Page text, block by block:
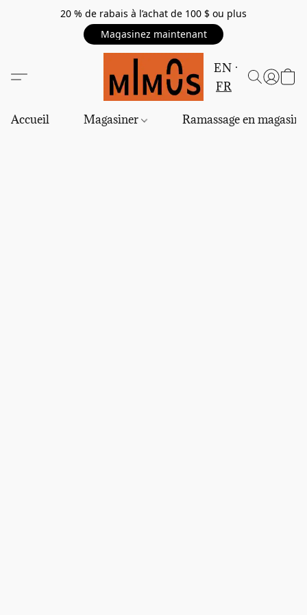
20 % de rabais à l’achat de 100 $ ou plus
Magasinez maintenant
EN
FR
Accueil Magasiner Ramassage en magasin